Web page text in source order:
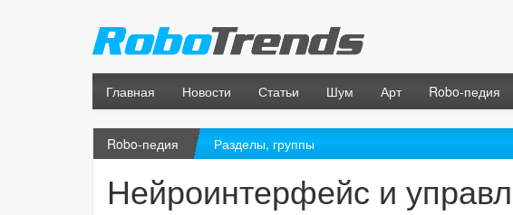
Главная Новости Статьи Шум Арт Robo-педия
Robo-педия Разделы, группы
Нейроинтерфейс и